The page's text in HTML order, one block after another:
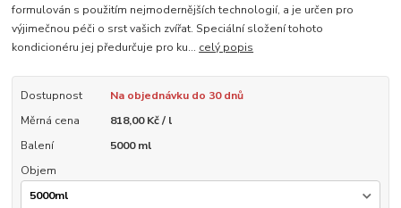
formulován s použitím nejmodernějších technologií, a je určen pro
výjimečnou péči o srst vašich zvířat. Speciální složení tohoto
kondicionéru jej předurčuje pro ku... celý popis
Dostupnost
Na objednávku do 30 dnů
Měrná cena
818,00 Kč / l
Balení
5000 ml
Objem